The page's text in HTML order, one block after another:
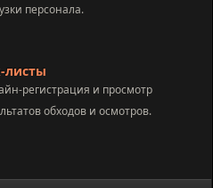
персонала.
листы
регистрация и просмотр
обходов и осмотров.